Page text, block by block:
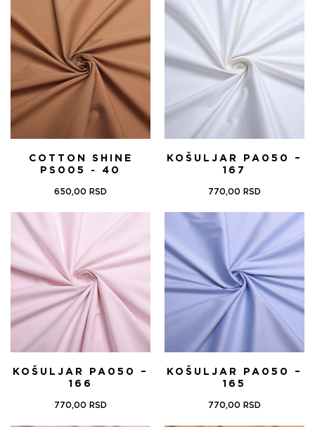
COTTON SHINE
PS005 - 40
650,00 RSD
KOŠULJAR PA050 –
167
770,00 RSD
KOŠULJAR PA050 –
166
770,00 RSD
KOŠULJAR PA050 –
165
770,00 RSD